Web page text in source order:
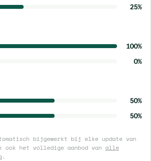
25%
100%
0%
50%
50%
bijgewerkt bij elke update van
ook het volledige aanbod van alle
.